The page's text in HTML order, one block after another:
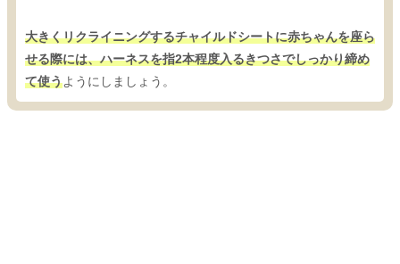
大きくリクライニングするチャイルドシートに赤ちゃんを座ら
せる際には、ハーネスを指2本程度入るきつさでしっかり締め
て使うようにしましょう。